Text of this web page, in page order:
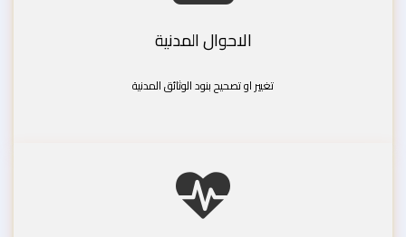
الاحوال المدنية
تغيير او تصحيح بنود الوثائق المدنية